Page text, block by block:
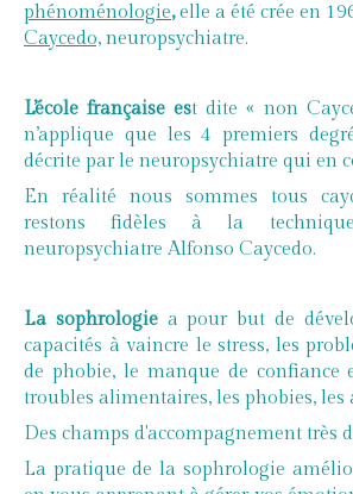
phénoménologie,elle a été crée en
Caycedo, neuropsychiatre.
L’école française est dite « non
n’applique que les 4 premiers
décrite par le neuropsychiatre qui en
En réalité nous sommes tous
restons fidèles à la
neuropsychiatre Alfonso Caycedo.
La sophrologiea pour but de
capacités à vaincre le stress, les
de phobie, le manque de confiance
troubles alimentaires, les phobies, les
Des champs d'accompagnement très
La pratique de la sophrologie